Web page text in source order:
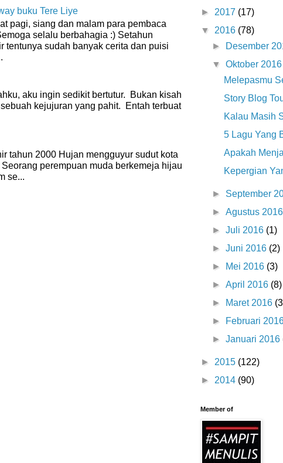
buku Tere Liye
pagi, siang dan malam para pembaca
selalu berbahagia :) Setahun
tentunya sudah banyak cerita dan puisi
aku ingin sedikit bertutur. Bukan kisah
kejujuran yang pahit. Entah terbuat
tahun 2000 Hujan mengguyur sudut kota
perempuan muda berkemeja hijau
se...
► 2017 (17)
▼ 2016 (78)
►
Desember
▼Oktober 2016
Melepasmu
Story Blog
Kalau Masih
5 Lagu Yang
Apakah
Kepergian
► September
►Agustus 2016
►Juli 2016 (1)
►Juni 2016 (2)
►
Mei 2016 (3)
►April 2016 (8)
►
Maret 2016
►
Februari
►Januari 2016
► 2015 (122)
► 2014 (90)
Member of